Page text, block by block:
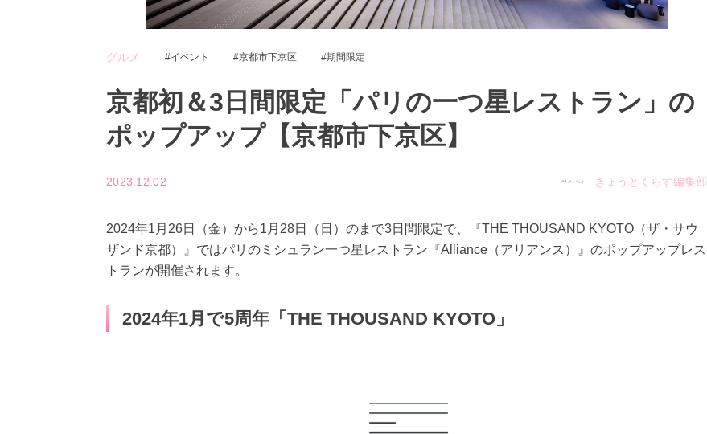
グルメ イベント 京都市下京区 期間限定
京都初＆3日間限定「パリの一つ星レストラン」の
ポップアップ【京都市下京区】
2023.12.02 きょうとくらす編集部
2024年1月26日（金）から1月28日（日）のまで3日間限定で、『THE THOUSAND KYOTO（ザ・サウ
ザンド京都）』ではパリのミシュラン一つ星レストラン『Alliance（アリアンス）』のポップアップレス
トランが開催されます。
2024年1月で5周年「THE THOUSAND KYOTO」